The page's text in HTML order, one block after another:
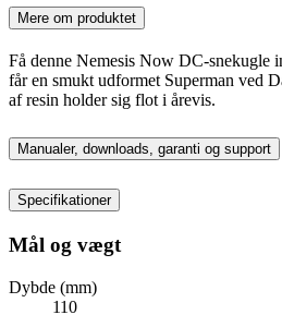
Mere om produktet
Få denne Nemesis Now DC-snekugle
får en smukt udformet Superman ved
af resin holder sig flot i årevis.
Manualer, downloads, garanti og support
Specifikationer
Mål og vægt
Dybde (mm)
110